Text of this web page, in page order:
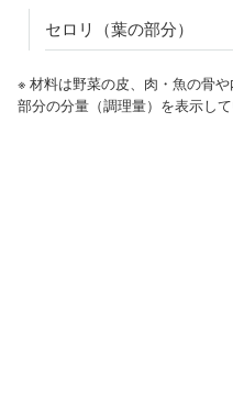
セロリ（葉の部分）
※ 材料は野菜の皮、肉・魚の骨
部分の分量（調理量）を表示して